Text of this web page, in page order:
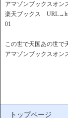
アマゾンブックスオ
楽天ブックス
01
この世で天国あの世で
アマゾンブックスオン
トップページ